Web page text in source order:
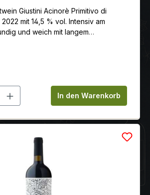
Giustini Acinorè Primitivo di
2022 mit 14,5 % vol. Intensiv am
und weich mit langem
Gib den
In den Warenkorb